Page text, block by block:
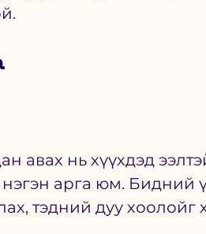
авах нь хүүхдэд
арга юм. Бидний
тэдний дуу хоолойг